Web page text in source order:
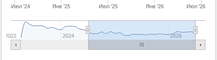
Июл '24 Янв '25 Июл '25 Янв '26 Июл '26
2024 2026
2022